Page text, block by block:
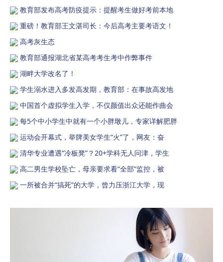
教育部发布高考防疫提示：提醒考生做好考前本地
重磅！教育部王文湛司长：今后高考主要考语文！
高考灰生态
教育部通报湖北省某高考考生考中作弊事件
湖畔大学改名了！
学生溺水进入多发高发期，教育部：在事故高发地
中国首个虚拟学生入学，不仅颜值出众还能作曲会
每5个中小学生中就有一个小胖墩儿，专家详解肥胖
运动会开幕式，举牌美女学生“火”了，网友：奋
清华专业遭遇“冷板凳”？20+学科无人问津，学生
高二男生学校坠亡，母亲要求看“全部”监控，被
一所被合并“搞死”的大学，曾力压浙江大学，现